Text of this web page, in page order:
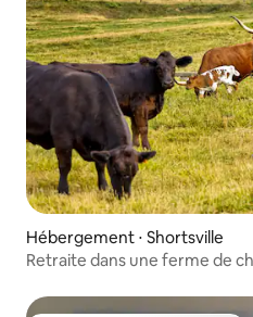
Hébergement ⋅ Shortsville
Retraite dans une ferme de